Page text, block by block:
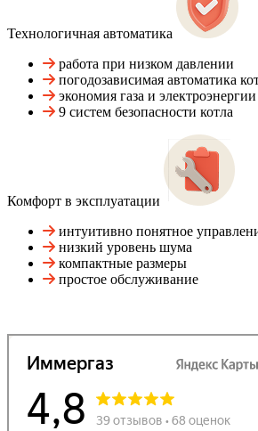
Технологичная автоматика
работа при низком давлении
погодозависимая автоматика
экономия газа и электроэнергии
9 систем безопасности котла
Комфорт в эксплуатации
интуитивно понятное
низкий уровень шума
компактные размеры
простое обслуживание